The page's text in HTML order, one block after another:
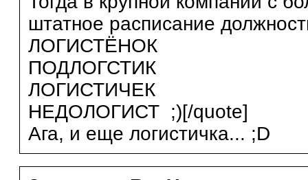
штатное расписание
ЛОГИСТЁНОК
ПОДЛОГСТИК
ЛОГИСТИЧЕК
НЕДОЛОГИСТ ;)[/quote]
Ага, и еще логистичка... ;D